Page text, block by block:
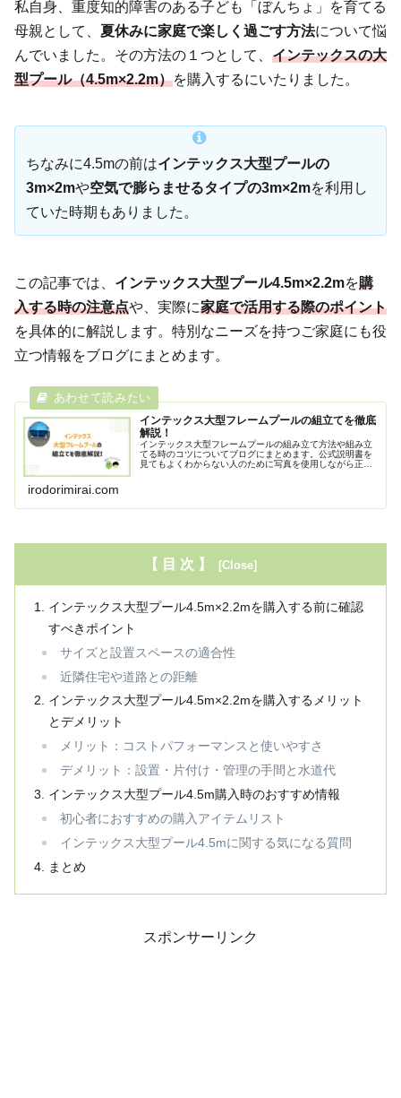
私自身、重度知的障害のある子ども「ぼんちょ」を育てる
母親として、 夏休みに家庭で楽しく過ごす方法について悩
んでいました。その方法の１つとして、 インテックスの大
型プール（4.5m×2.2m）を購入するにいたりました。
ちなみに4.5mの前はインテックス大型プールの
3m×2mや空気で膨らませるタイプの3m×2mを利用し
ていた時期もありました。
この記事では、 インテックス大型プール4.5m×2.2mを購
入する時の注意点や、実際に家庭で活用する際のポイント
を具体的に解説します。特別なニーズを持つご家庭にも役
立つ情報をブログにまとめます。
インテックス大型フレームプールの組立てを徹底
解説！
インテックス大型フレームプールの組み立て方法や組み立
てる時のコツについてブログにまとめます。公式説明書を
見てもよくわからない人のために写真を使用しながら正し
irodorimirai.com
【 目 次 】
インテックス大型プール4.5m×2.2mを購入する前に確認
すべきポイント
サイズと設置スペースの適合性
近隣住宅や道路との距離
インテックス大型プール4.5m×2.2mを購入するメリット
とデメリット
メリット：コストパフォーマンスと使いやすさ
デメリット：設置・片付け・管理の手間と水道代
インテックス大型プール4.5m購入時のおすすめ情報
初心者におすすめの購入アイテムリスト
インテックス大型プール4.5mに関する気になる質問
まとめ
スポンサーリンク